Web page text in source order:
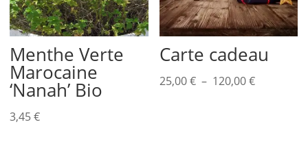
Menthe Verte
Marocaine
‘Nanah’ Bio
3,45€
Carte cadeau
25,00€ – 120,00€Plage